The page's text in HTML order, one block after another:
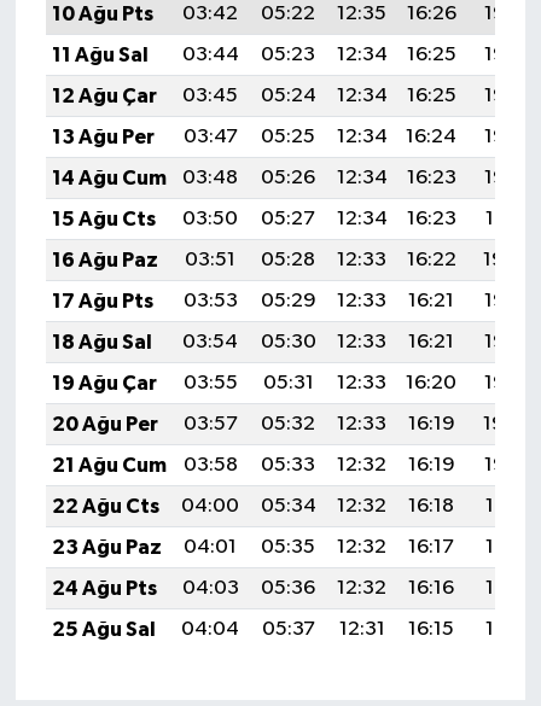
10 Ağu Pts
03:42 05:22 12:35 16:26
19:37
11 Ağu Sal
03:44 05:23 12:34 16:25
19:36
12 Ağu Çar
03:45 05:24 12:34 16:25
19:35
13 Ağu Per
03:47 05:25 12:34 16:24
19:33
14 Ağu Cum
03:48 05:26 12:34 16:23
19:32
15 Ağu Cts
03:50 05:27 12:34 16:23
19:31
16 Ağu Paz
03:51 05:28 12:33 16:22
19:29
17 Ağu Pts
03:53 05:29 12:33 16:21
19:28
18 Ağu Sal
03:54 05:30 12:33 16:21
19:26
19 Ağu Çar
03:55 05:31 12:33 16:20
19:25
20 Ağu Per
03:57 05:32 12:33 16:19
19:24
21 Ağu Cum
03:58 05:33 12:32 16:19
19:22
22 Ağu Cts
04:00 05:34 12:32 16:18
19:21
23 Ağu Paz
04:01 05:35 12:32 16:17
19:19
24 Ağu Pts
04:03 05:36 12:32 16:16
19:18
25 Ağu Sal
04:04 05:37 12:31 16:15 19:16